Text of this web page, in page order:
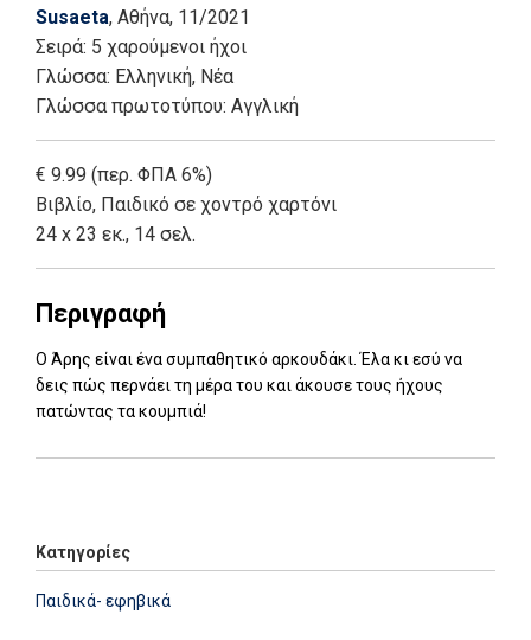
Susaeta, Αθήνα, 11/2021
Σειρά: 5 χαρούμενοι ήχοι
Γλώσσα: Ελληνική, Νέα
Γλώσσα πρωτοτύπου: Αγγλική
€ 9.99 (περ. ΦΠΑ 6%)
Βιβλίο, Παιδικό σε χοντρό χαρτόνι
24 x 23 εκ., 14 σελ.
Περιγραφή
Ο Άρης είναι ένα συμπαθητικό αρκουδάκι. Έλα κι εσύ να
δεις πώς περνάει τη μέρα του και άκουσε τους ήχους
πατώντας τα κουμπιά!
Κατηγορίες
Παιδικά- εφηβικά